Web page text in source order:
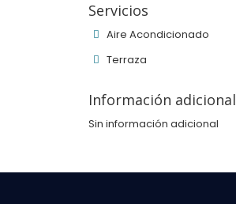
Servicios
Aire Acondicionado
Terraza
Información adicional
Sin información adicional